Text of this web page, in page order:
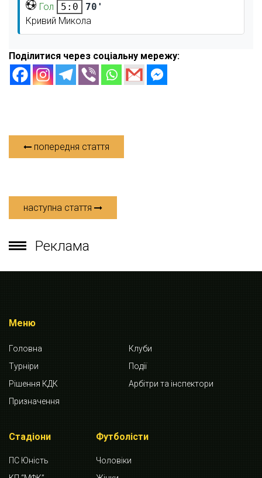
Гол 5:0
70'
Кривий Микола
Поділитися через соціальну мережу:
попередня стаття
наступна стаття
Реклама
Меню
Головна
Клуби
Турніри
Події
Рішення КДК
Арбітри та інспектори
Призначення
Стадіони
ПС Юність
Футболісти
Чоловіки